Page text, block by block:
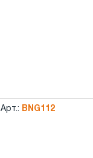
Арт.: BNG112